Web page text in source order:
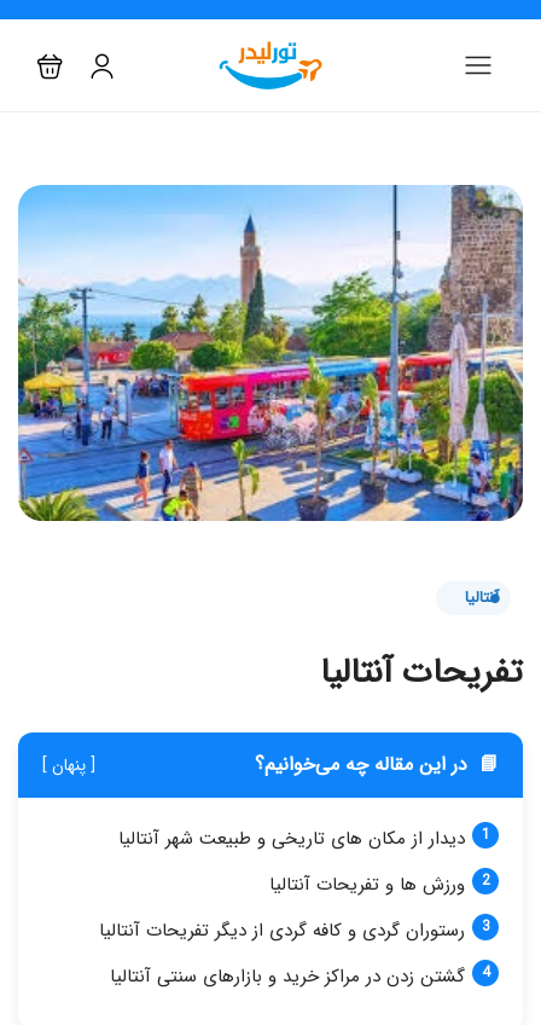
آنتالیا
تفریحات آنتالیا
📘 در این مقاله چه می‌خوانیم؟ [ پنهان ]
دیدار از مکان های تاریخی و طبیعت شهر آنتالیا
ورزش ها و تفریحات آنتالیا
رستوران گردی و کافه گردی از دیگر تفریحات آنتالیا
گشتن زدن در مراکز خرید و بازارهای سنتی آنتالیا